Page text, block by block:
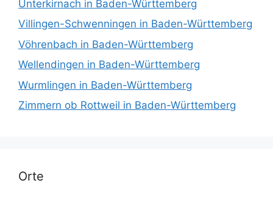
Unterkirnach in Baden-Württemberg
Villingen-Schwenningen in Baden-Württemberg
Vöhrenbach in Baden-Württemberg
Wellendingen in Baden-Württemberg
Wurmlingen in Baden-Württemberg
Zimmern ob Rottweil in Baden-Württemberg
Orte